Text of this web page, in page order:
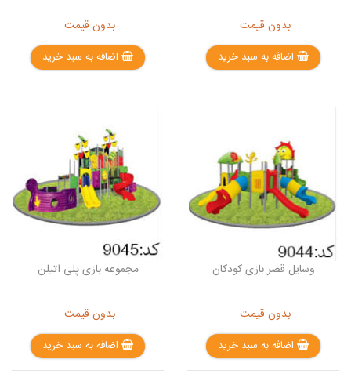
بدون قیمت
اضافه به سبد خرید
بدون قیمت
اضافه به سبد خرید
وسایل قصر بازی کودکان
بدون قیمت
اضافه به سبد خرید
مجموعه بازی پلی اتیلن
بدون قیمت
اضافه به سبد خرید